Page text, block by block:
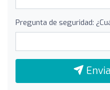
Pregunta de seguridad: